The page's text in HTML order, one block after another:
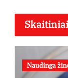
Skaitiniai
Naudinga